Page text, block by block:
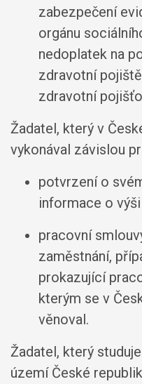
zabezpečení
orgánu
nedoplatek na
zdravotní
zdravotní
Žadatel, který v
vykonával závislou
potvrzení o
informace o
pracovní
zaměstnání,
prokazující
kterým se v
věnoval.
Žadatel, který
území České